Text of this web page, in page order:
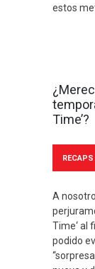
estos
Time’?
RECAPS
A
Time‘ al
podido